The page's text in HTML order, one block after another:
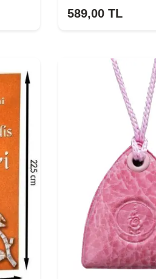
589,00 TL